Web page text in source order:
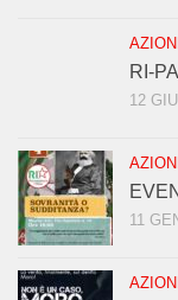
AZIONI
RI-
12
AZIONI
11
AZIONI